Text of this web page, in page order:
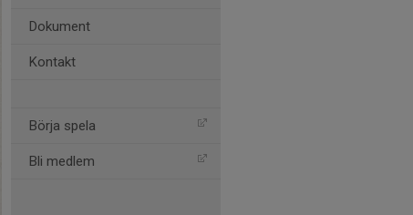
Dokument
Kontakt
Börja spela
Bli medlem